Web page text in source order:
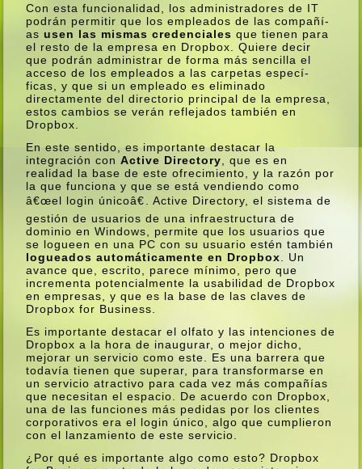
Con esta funcionalidad, los administradores de IT
podrán permitir que los empleados de las compañí­
asusen las mismas credenciales que tienen para
el resto de la empresa en Dropbox. Quiere decir
que podrán administrar de forma más sencilla el
acceso de los empleados a las carpetas especí­
ficas, y que si un empleado es eliminado
directamente del directorio principal de la empresa,
estos cambios se verán reflejados también en
Dropbox.
En este sentido, es importante destacar la
integración conActive Directory , que es en
realidad la base de este ofrecimiento, y la razón por
la que funciona y que se está vendiendo como
â€œel login únicoâ€. Active Directory, el sistema de
gestión de usuarios de una infraestructura de
dominio en Windows, permite que los usuarios que
se logueen en una PC con su usuario estén también
logueados automáticamente en Dropbox . Un
avance que, escrito, parece mí­nimo, pero que
incrementa potencialmente la usabilidad de Dropbox
en empresas, y que es la base de las claves de
Dropbox for Business.
Es importante destacar el olfato y las intenciones de
Dropbox a la hora de inaugurar, o mejor dicho,
mejorar un servicio como este. Es una barrera que
todaví­a tienen que superar, para transformarse en
un servicio atractivo para cada vez más compañí­as
que necesitan el espacio. De acuerdo con Dropbox,
una de las funciones más pedidas por los clientes
corporativos era el login único, algo que cumplieron
con el lanzamiento de este servicio.
¿Por qué es importante algo como esto? Dropbox